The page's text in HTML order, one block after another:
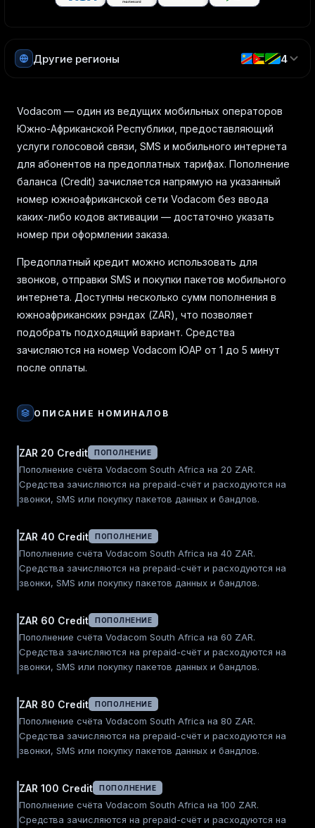
Другие регионы 4
Vodacom — один из ведущих мобильных операторов
Южно-Африканской Республики, предоставляющий
услуги голосовой связи, SMS и мобильного интернета
для абонентов на предоплатных тарифах. Пополнение
баланса (Credit) зачисляется напрямую на указанный
номер южноафриканской сети Vodacom без ввода
каких-либо кодов активации — достаточно указать
номер при оформлении заказа.
Предоплатный кредит можно использовать для
звонков, отправки SMS и покупки пакетов мобильного
интернета. Доступны несколько сумм пополнения в
южноафриканских рэндах (ZAR), что позволяет
подобрать подходящий вариант. Средства
зачисляются на номер Vodacom ЮАР от 1 до 5 минут
после оплаты.
ОПИСАНИЕ НОМИНАЛОВ
ZAR 20 Credit ПОПОЛНЕНИЕ
Пополнение счёта Vodacom South Africa на 20 ZAR.
Средства зачисляются на prepaid-счёт и расходуются на
звонки, SMS или покупку пакетов данных и бандлов.
ZAR 40 Credit ПОПОЛНЕНИЕ
Пополнение счёта Vodacom South Africa на 40 ZAR.
Средства зачисляются на prepaid-счёт и расходуются на
звонки, SMS или покупку пакетов данных и бандлов.
ZAR 60 Credit ПОПОЛНЕНИЕ
Пополнение счёта Vodacom South Africa на 60 ZAR.
Средства зачисляются на prepaid-счёт и расходуются на
звонки, SMS или покупку пакетов данных и бандлов.
ZAR 80 Credit ПОПОЛНЕНИЕ
Пополнение счёта Vodacom South Africa на 80 ZAR.
Средства зачисляются на prepaid-счёт и расходуются на
звонки, SMS или покупку пакетов данных и бандлов.
ZAR 100 Credit ПОПОЛНЕНИЕ
Пополнение счёта Vodacom South Africa на 100 ZAR.
Средства зачисляются на prepaid-счёт и расходуются на